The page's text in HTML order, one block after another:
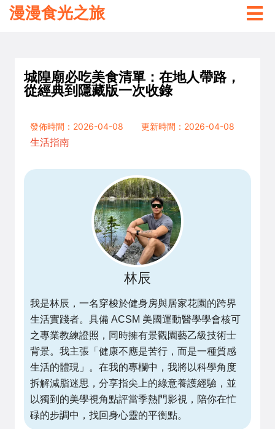
漫漫食光之旅
城隍廟必吃美食清單：在地人帶路，
從經典到隱藏版一次收錄
發佈時間：2026-04-08
更新時間：2026-04-08
生活指南
林辰
我是林辰，一名穿梭於健身房與居家花園的跨界
生活實踐者。具備 ACSM 美國運動醫學學會核可
之專業教練證照，同時擁有景觀園藝乙級技術士
背景。我主張「健康不應是苦行，而是一種質感
生活的體現」。在我的專欄中，我將以科學角度
拆解減脂迷思，分享指尖上的綠意養護經驗，並
以獨到的美學視角點評當季熱門影視，陪你在忙
碌的步調中，找回身心靈的平衡點。